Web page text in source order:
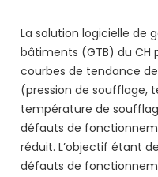
La solution logicielle de
bâtiments (GTB) du CH
courbes de tendance
(pression de soufflage,
température de
défauts de
réduit. L’objectif étant
défauts de